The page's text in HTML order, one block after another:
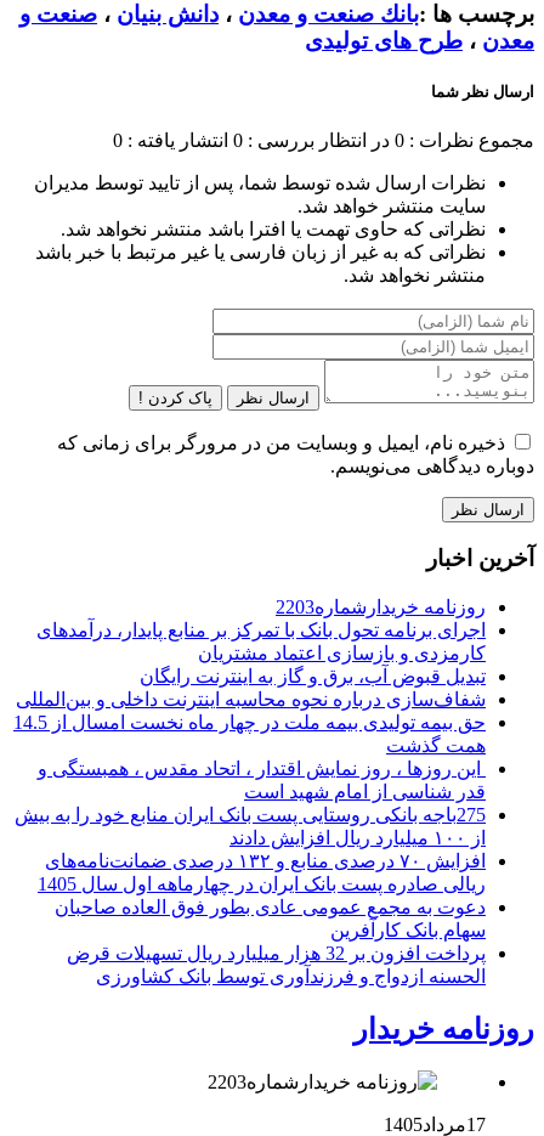
برچسب ها :بانك صنعت و معدن ، دانش بنیان ، صنعت و
معدن ، طرح های تولیدی
ارسال نظر شما
مجموع نظرات : 0 در انتظار بررسی : 0 انتشار یافته : 0
نظرات ارسال شده توسط شما، پس از تایید توسط مدیران
سایت منتشر خواهد شد.
نظراتی که حاوی تهمت یا افترا باشد منتشر نخواهد شد.
نظراتی که به غیر از زبان فارسی یا غیر مرتبط با خبر باشد
منتشر نخواهد شد.
ارسال نظر پاک کردن !
ذخیره نام، ایمیل و وبسایت من در مرورگر برای زمانی که
دوباره دیدگاهی می‌نویسم.
آخرین اخبار
روزنامه خریدارشماره2203
اجرای برنامه تحول بانک با تمرکز بر منابع پایدار، درآمدهای
کارمزدی و بازسازی اعتماد مشتریان
تبدیل قبوض آب، برق و گاز به اینترنت رایگان
شفاف‌سازی درباره نحوه محاسبه اینترنت داخلی و بین‌المللی
حق بیمه تولیدی بیمه ملت در چهار ماه نخست امسال از 14.5
همت گذشت
این روزها ، روز نمایش اقتدار ، اتحاد مقدس ، همبستگی و
قدر شناسی از امام شهید است
275باجه بانکی روستایی پست بانک ایران منابع خود را به بیش
از ۱۰۰ میلیارد ریال افزایش دادند
افزایش ۷۰ درصدی منابع و ۱۳۲ درصدی ضمانت‌نامه‌های
ریالی صادره پست بانک ایران در چهارماهه اول سال 1405
دعوت به مجمع عمومی عادی بطور فوق العاده صاحبان
سهام بانک کارآفرین
پرداخت افزون بر 32 هزار میلیارد ریال تسهیلات قرض
الحسنه ازدواج و فرزندآوری توسط بانک کشاورزی
روزنامه خریدار
17مرداد1405